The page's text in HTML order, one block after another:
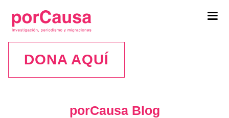
DONA AQUÍ
porCausa Blog